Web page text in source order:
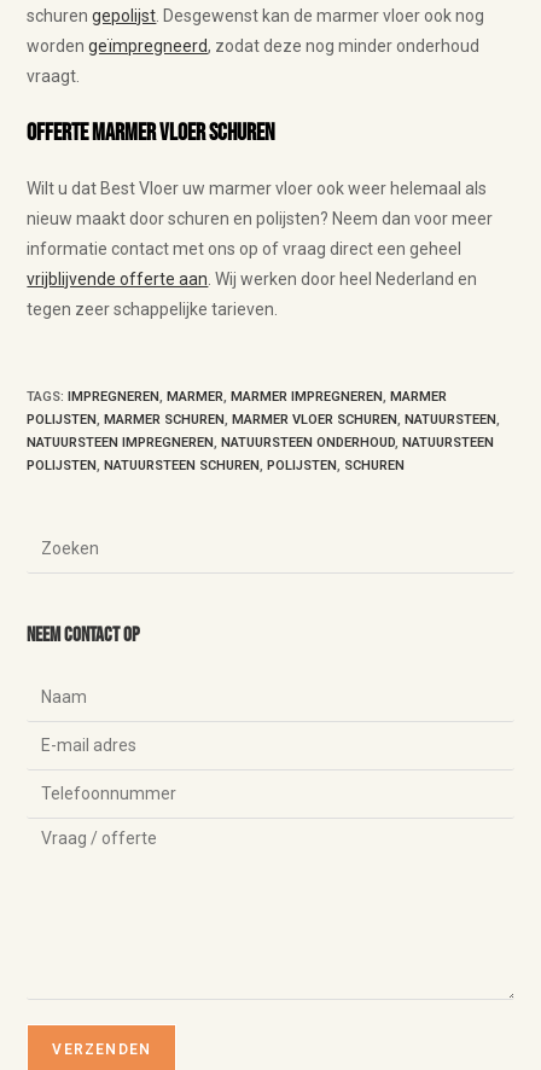
schurengepolijst . Desgewenst kan de marmer vloer ook nog
wordengeïmpregneerd, zodat deze nog minder onderhoud
vraagt.
Offerte marmer vloer schuren
Wilt u dat Best Vloer uw marmer vloer ook weer helemaal als
nieuw maakt door schuren en polijsten? Neem dan voor meer
informatie contact met ons op of vraag direct een geheel
vrijblijvende offerte aan . Wij werken door heel Nederland en
tegen zeer schappelijke tarieven.
TAGS:IMPREGNEREN, MARMER, MARMER IMPREGNEREN, MARMER
POLIJSTEN, MARMER SCHUREN, MARMER VLOER SCHUREN, NATUURSTEEN,
NATUURSTEEN IMPREGNEREN, NATUURSTEEN ONDERHOUD, NATUURSTEEN
POLIJSTEN, NATUURSTEEN SCHUREN, POLIJSTEN, SCHUREN
Neem contact op